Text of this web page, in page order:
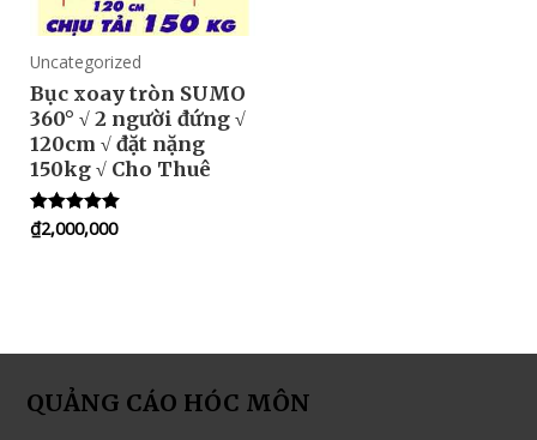
Uncategorized
Bục xoay tròn SUMO
360° √ 2 người đứng √
120cm √ đặt nặng
150kg √ Cho Thuê
Rated
5.00
₫2,000,000
QUẢNG CÁO HÓC MÔN